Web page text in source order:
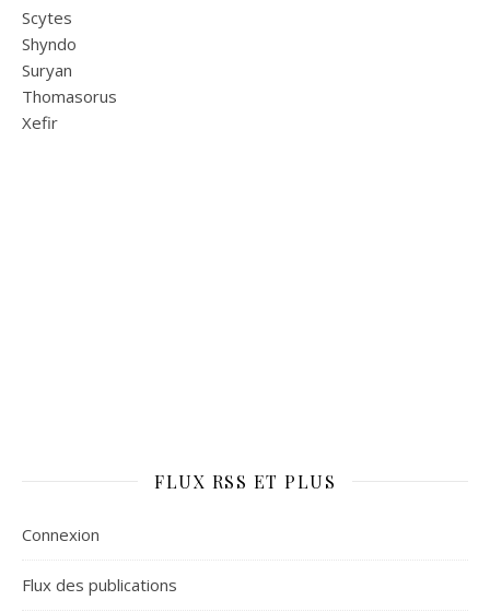
Scytes
Shyndo
Suryan
Thomasorus
Xefir
FLUX RSS ET PLUS
Connexion
Flux des publications